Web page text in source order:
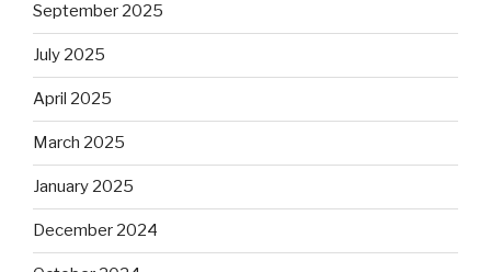
September 2025
July 2025
April 2025
March 2025
January 2025
December 2024